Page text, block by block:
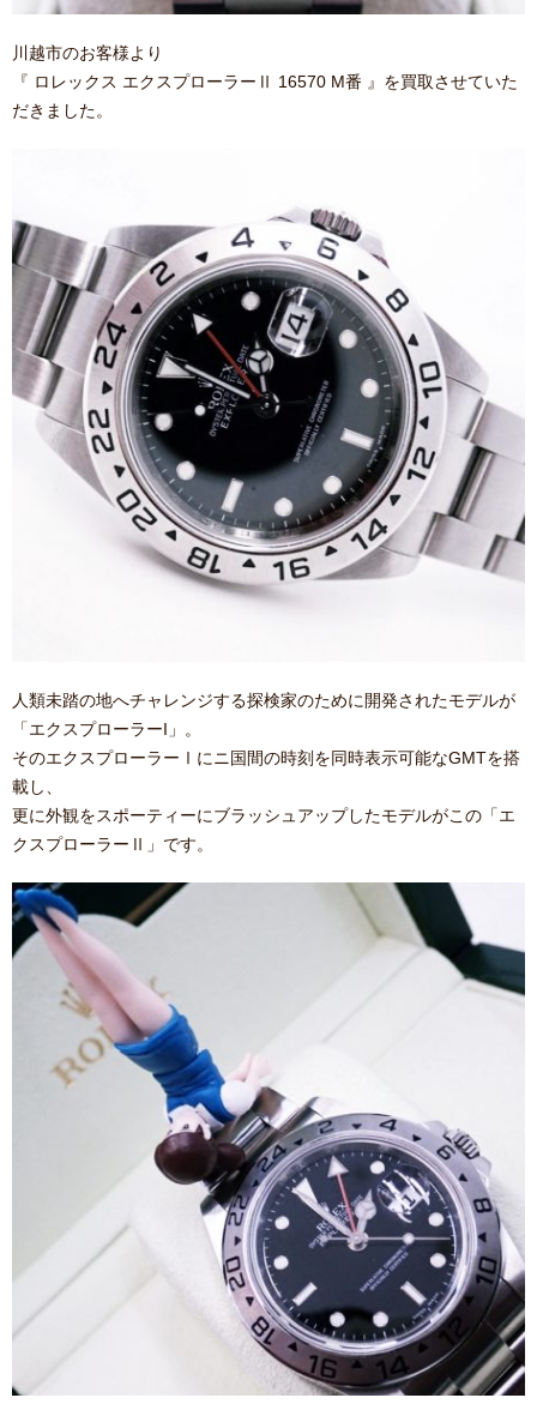
川越市のお客様より
『 ロレックス エクスプローラーⅡ 16570 M番 』を買取させていた
だきました。
人類未踏の地へチャレンジする探検家のために開発されたモデルが
「エクスプローラーI」。
そのエクスプローラーⅠにニ国間の時刻を同時表示可能なGMTを搭
載し、
更に外観をスポーティーにブラッシュアップしたモデルがこの「エ
クスプローラーⅡ」です。